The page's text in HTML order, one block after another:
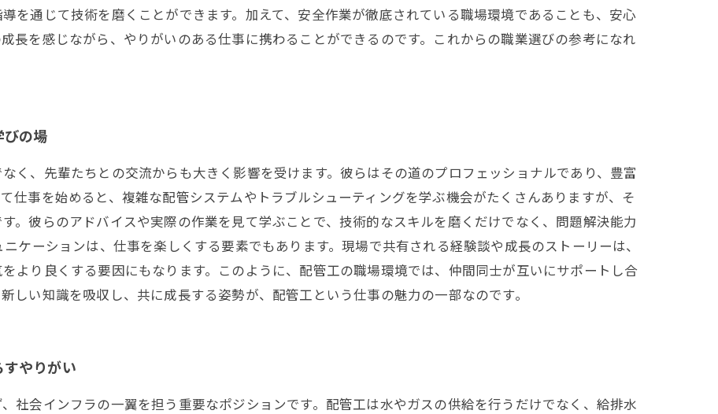
を通じて技術を磨くことができます。加えて、安全作業が徹底されている職場環境であることも、安心
長を感じながら、やりがいのある仕事に携わることができるのです。これからの職業選びの参考になれ
びの場
く、先輩たちとの交流からも大きく影響を受けます。彼らはその道のプロフェッショナルであり、豊富
仕事を始めると、複雑な配管システムやトラブルシューティングを学ぶ機会がたくさんありますが、そ
。彼らのアドバイスや実際の作業を見て学ぶことで、技術的なスキルを磨くだけでなく、問題解決能力
ケーションは、仕事を楽しくする要素でもあります。現場で共有される経験談や成長のストーリーは、
より良くする要因にもなります。このように、配管工の職場環境では、仲間同士が互いにサポートし合
しい知識を吸収し、共に成長する姿勢が、配管工という仕事の魅力の一部なのです。
やりがい
社会インフラの一翼を担う重要なポジションです。配管工は水やガスの供給を行うだけでなく、給排水